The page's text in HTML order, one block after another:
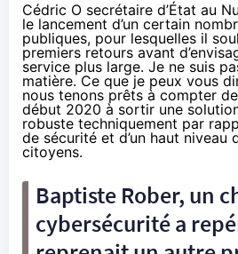
Cédric O secrétaire d’État au
le lancement d’un certain
publiques, pour lesquelles il
premiers retours avant
service plus large. Je ne suis
matière. Ce que je peux vous
nous tenons prêts à compter
début 2020 à sortir une
robuste techniquement par
de sécurité et d’un haut niveau
citoyens.
Baptiste Rober, un
cybersécurité a